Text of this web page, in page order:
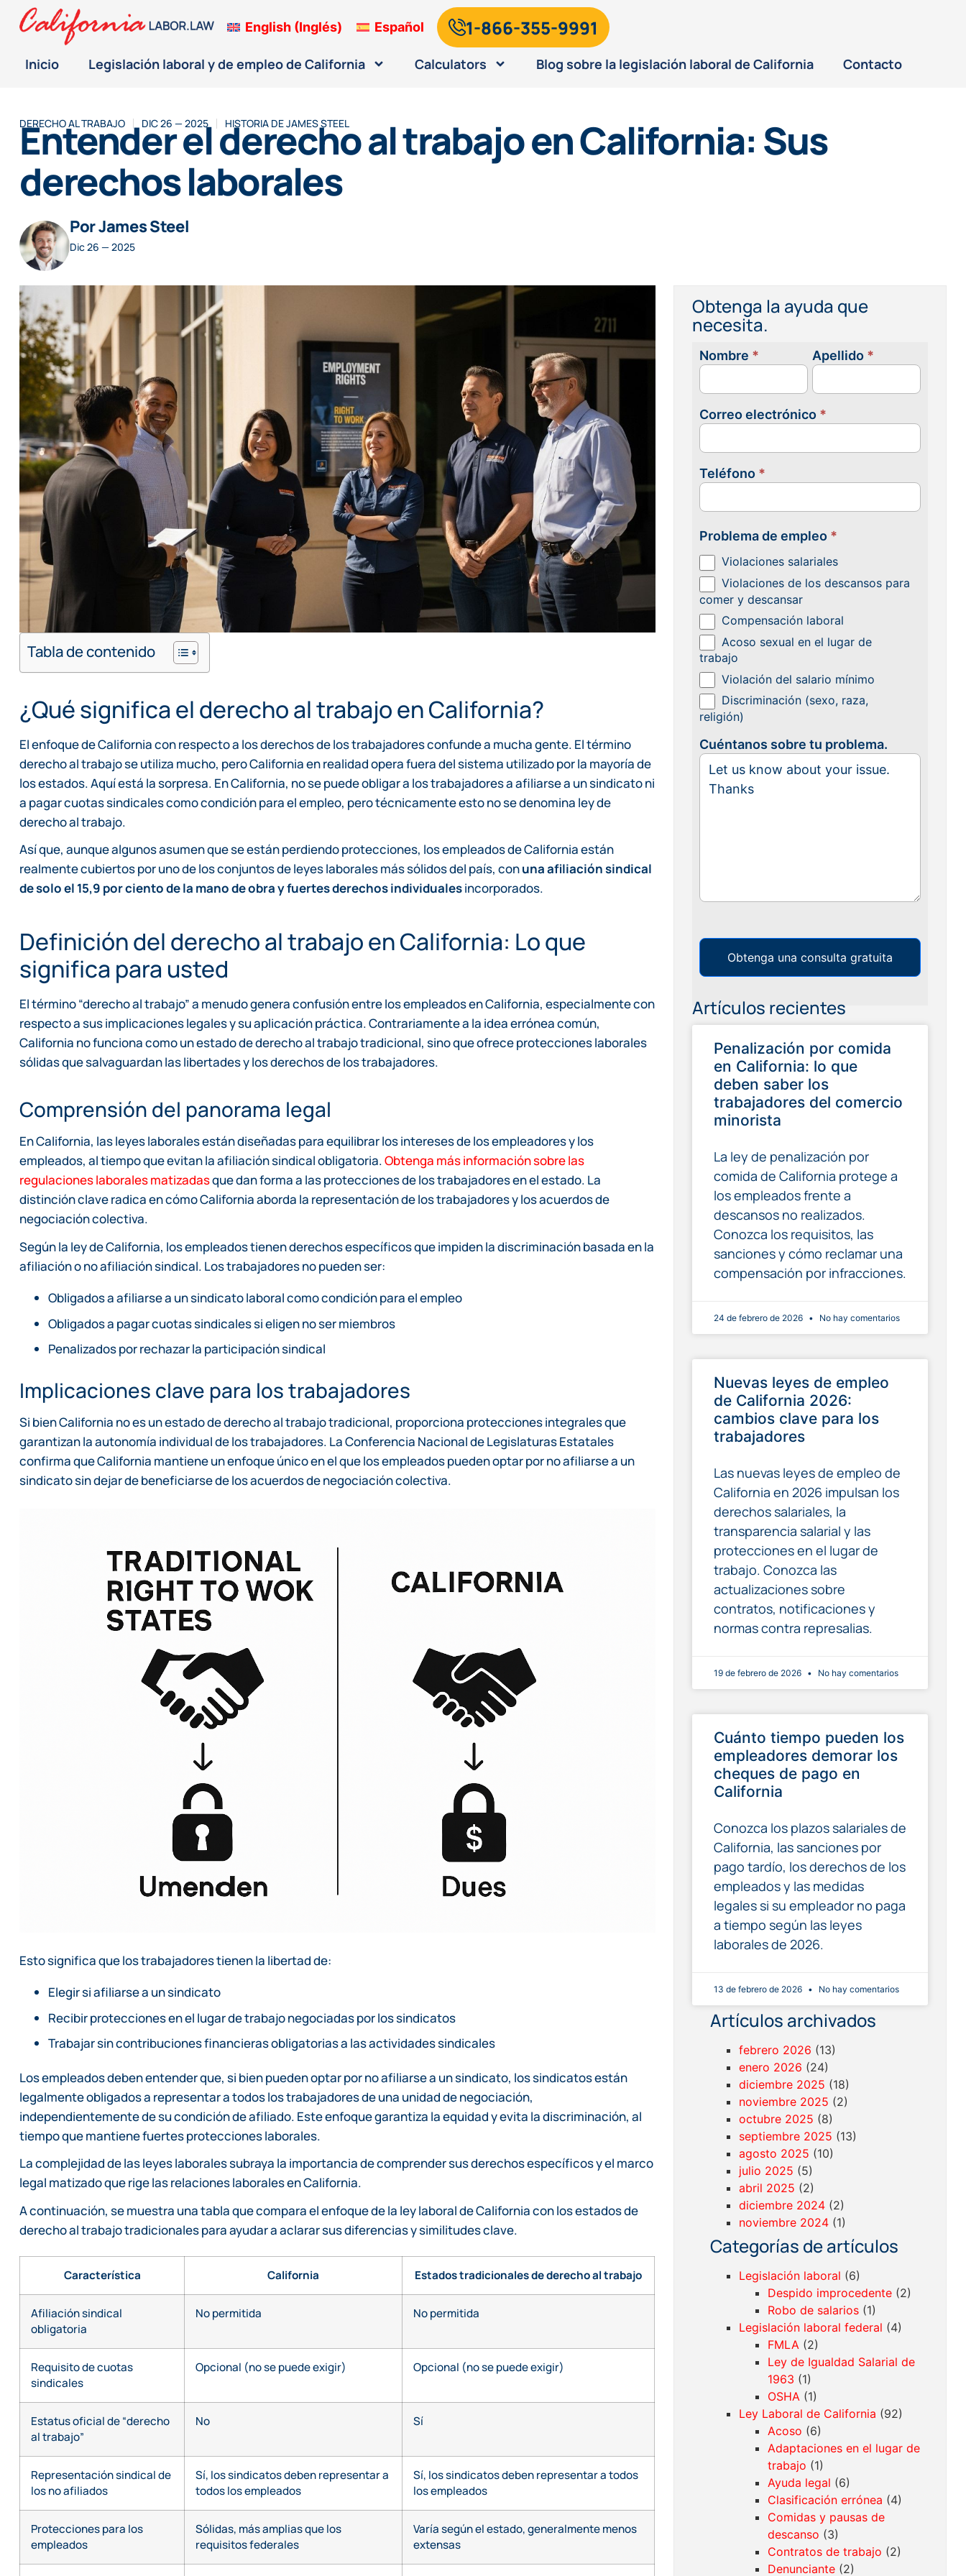
English (Inglés) Español 1-866-355-9991
Inicio Legislación laboral y de empleo de California Calculators Blog sobre la legislación laboral de California Contacto
DERECHO AL TRABAJO DIC 26 — 2025 HISTORIA DEJAMES STEEL
Entender el derecho al trabajo en California: Sus
derechos laborales
Por James Steel
Dic 26 — 2025
Tabla de contenido
¿Qué significa el derecho al trabajo en California?
El enfoque de California con respecto a los derechos de los trabajadores confunde a mucha gente. El término
derecho al trabajo se utiliza mucho, pero California en realidad opera fuera del sistema utilizado por la mayoría de
los estados. Aquí está la sorpresa. En California, no se puede obligar a los trabajadores a afiliarse a un sindicato ni
a pagar cuotas sindicales como condición para el empleo, pero técnicamente esto no se denomina ley de
derecho al trabajo.
Así que, aunque algunos asumen que se están perdiendo protecciones, los empleados de California están
realmente cubiertos por uno de los conjuntos de leyes laborales más sólidos del país, conuna afiliación sindical
de solo el 15,9 por ciento de la mano de obra y fuertes derechos individualesincorporados.
Definición del derecho al trabajo en California: Lo que
significa para usted
El término “derecho al trabajo” a menudo genera confusión entre los empleados en California, especialmente con
respecto a sus implicaciones legales y su aplicación práctica. Contrariamente a la idea errónea común,
California no funciona como un estado de derecho al trabajo tradicional, sino que ofrece protecciones laborales
sólidas que salvaguardan las libertades y los derechos de los trabajadores.
Comprensión del panorama legal
En California, las leyes laborales están diseñadas para equilibrar los intereses de los empleadores y los
empleados, al tiempo que evitan la afiliación sindical obligatoria.Obtenga más información sobre las
regulaciones laborales matizadasque dan forma a las protecciones de los trabajadores en el estado. La
distinción clave radica en cómo California aborda la representación de los trabajadores y los acuerdos de
negociación colectiva.
Según la ley de California, los empleados tienen derechos específicos que impiden la discriminación basada en la
afiliación o no afiliación sindical. Los trabajadores no pueden ser:
Obligados a afiliarse a un sindicato laboral como condición para el empleo
Obligados a pagar cuotas sindicales si eligen no ser miembros
Penalizados por rechazar la participación sindical
Implicaciones clave para los trabajadores
Si bien California no es un estado de derecho al trabajo tradicional, proporciona protecciones integrales que
garantizan la autonomía individual de los trabajadores. La Conferencia Nacional de Legislaturas Estatales
confirma que California mantiene un enfoque único en el que los empleados pueden optar por no afiliarse a un
sindicato sin dejar de beneficiarse de los acuerdos de negociación colectiva.
Esto significa que los trabajadores tienen la libertad de:
Elegir si afiliarse a un sindicato
Recibir protecciones en el lugar de trabajo negociadas por los sindicatos
Trabajar sin contribuciones financieras obligatorias a las actividades sindicales
Los empleados deben entender que, si bien pueden optar por no afiliarse a un sindicato, los sindicatos están
legalmente obligados a representar a todos los trabajadores de una unidad de negociación,
independientemente de su condición de afiliado. Este enfoque garantiza la equidad y evita la discriminación, al
tiempo que mantiene fuertes protecciones laborales.
La complejidad de las leyes laborales subraya la importancia de comprender sus derechos específicos y el marco
legal matizado que rige las relaciones laborales en California.
A continuación, se muestra una tabla que compara el enfoque de la ley laboral de California con los estados de
derecho al trabajo tradicionales para ayudar a aclarar sus diferencias y similitudes clave.
Característica California Estados tradicionales de derecho al trabajo
Afiliación sindical
obligatoria
No permitida No permitida
Requisito de cuotas
sindicales
Opcional (no se puede exigir) Opcional (no se puede exigir)
Estatus oficial de “derecho
al trabajo”
No Sí
Representación sindical de
los no afiliados
Sí, los sindicatos deben representar a
todos los empleados
Sí, los sindicatos deben representar a todos
los empleados
Protecciones para los
empleados
Sólidas, más amplias que los
requisitos federales
Varía según el estado, generalmente menos
extensas
Obtenga la ayuda que
necesita.
Contacta
nosotras
Nombre * Apellido *
Correo electrónico *
Teléfono *
Problema de empleo *
Violaciones salariales
Violaciones de los descansos para
comer y descansar
Compensación laboral
Acoso sexual en el lugar de
trabajo
Violación del salario mínimo
Discriminación (sexo, raza,
religión)
Cuéntanos sobre tu problema.
Obtenga una consulta gratuita
Artículos recientes
Penalización por comida
en California: lo que
deben saber los
trabajadores del comercio
minorista
La ley de penalización por
comida de California protege a
los empleados frente a
descansos no realizados.
Conozca los requisitos, las
sanciones y cómo reclamar una
compensación por infracciones.
24 de febrero de 2026 No hay comentarios
Nuevas leyes de empleo
de California 2026:
cambios clave para los
trabajadores
Las nuevas leyes de empleo de
California en 2026 impulsan los
derechos salariales, la
transparencia salarial y las
protecciones en el lugar de
trabajo. Conozca las
actualizaciones sobre
contratos, notificaciones y
normas contra represalias.
19 de febrero de 2026 No hay comentarios
Cuánto tiempo pueden los
empleadores demorar los
cheques de pago en
California
Conozca los plazos salariales de
California, las sanciones por
pago tardío, los derechos de los
empleados y las medidas
legales si su empleador no paga
a tiempo según las leyes
laborales de 2026.
13 de febrero de 2026 No hay comentarios
Artículos archivados
febrero 2026 (13)
enero 2026 (24)
diciembre 2025 (18)
noviembre 2025 (2)
octubre 2025 (8)
septiembre 2025 (13)
agosto 2025 (10)
julio 2025 (5)
abril 2025 (2)
diciembre 2024(2)
noviembre 2024(1)
Categorías de artículos
Legislación laboral (6)
Despido improcedente(2)
Robo de salarios(1)
Legislación laboral federal (4)
FMLA (2)
Ley de Igualdad Salarial de
1963 (1)
OSHA (1)
Ley Laboral de California (92)
Acoso (6)
Adaptaciones en el lugar de
trabajo (1)
Ayuda legal (6)
Clasificación errónea (4)
Comidas y pausas de
descanso (3)
Contratos de trabajo (2)
Denunciante(2)